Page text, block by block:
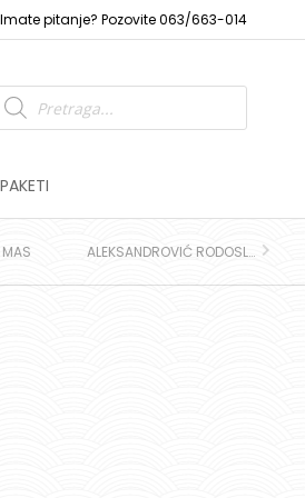
Imate pitanje? Pozovite 063/663-014
MAS ALEKSANDROVIĆ RODOSLOV